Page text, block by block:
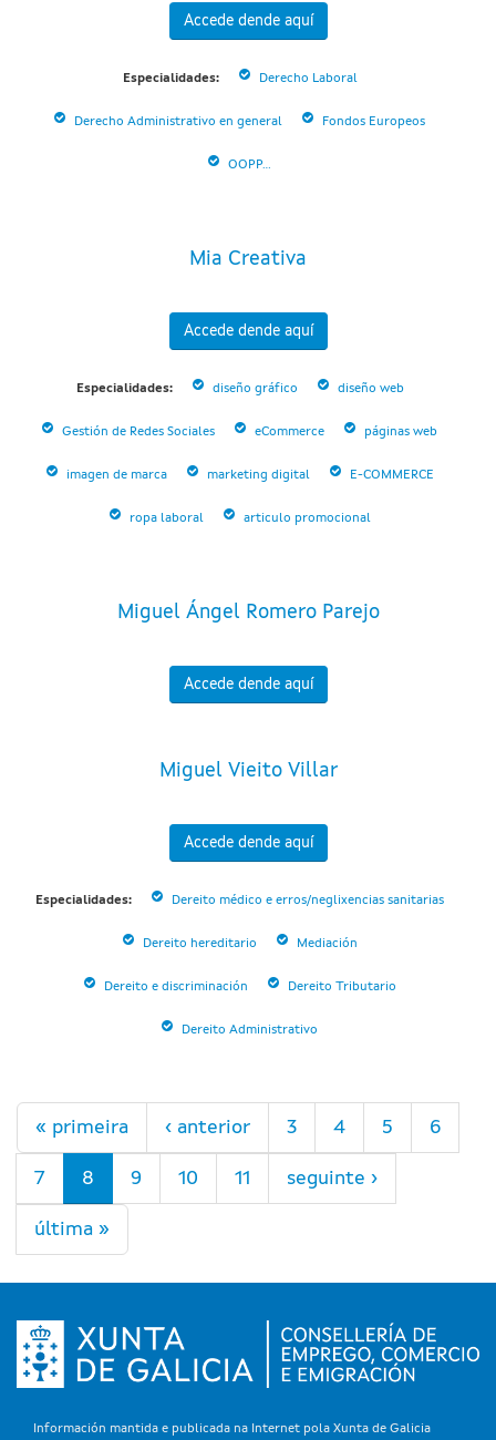
Accede dende aquí
Especialidades: Derecho Laboral
Derecho Administrativo en general Fondos Europeos
OOPP...
Mia Creativa
Accede dende aquí
Especialidades: diseño gráfico diseño web
Gestión de Redes Sociales eCommerce páginas web
imagen de marca marketing digital E-COMMERCE
ropa laboral articulo promocional
Miguel Ángel Romero Parejo
Accede dende aquí
Miguel Vieito Villar
Accede dende aquí
Especialidades: Dereito médico e erros/neglixencias sanitarias
Dereito hereditario Mediación
Dereito e discriminación Dereito Tributario
Dereito Administrativo
Páxinas
« primeira ‹ anterior 3 4 5 6
7 8 9 10 11 seguinte ›
última »
Información mantida e publicada na Internet pola Xunta de Galicia